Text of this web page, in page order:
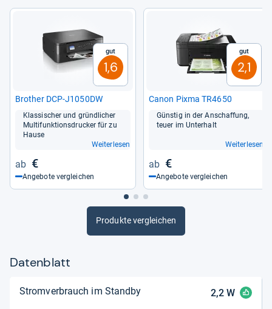
Gut
1,6
Bro­t­her DCP-​J1050DW
Klas­si­scher und gründ­li­cher
Mul­ti­funk­ti­ons­dru­cker für zu
Hause
Weiterlesen
€
Angebote vergleichen
Gut
2,1
Canon Pixma TR4650
Güns­tig in der Anschaf­fung,
teuer im Unter­halt
Weiterlesen
€
Angebote vergleichen
Produkte vergleichen
Datenblatt
Stromverbrauch im Standby 2,2W